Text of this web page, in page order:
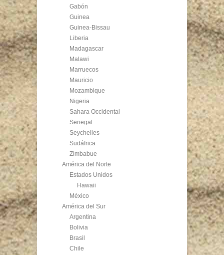
Gabón
Guinea
Guinea-Bissau
Liberia
Madagascar
Malawi
Marruecos
Mauricio
Mozambique
Nigeria
Sahara Occidental
Senegal
Seychelles
Sudáfrica
Zimbabue
América del Norte
Estados Unidos
Hawaii
México
América del Sur
Argentina
Bolivia
Brasil
Chile